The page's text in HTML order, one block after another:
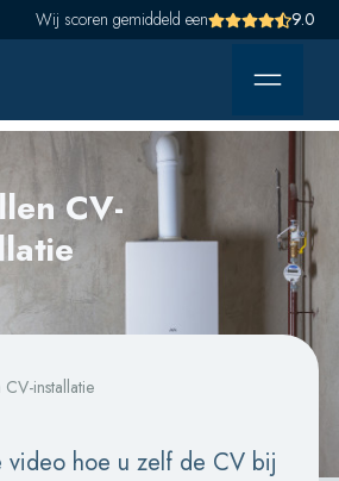
Wij scoren gemiddeld een 9.0
CV-
CV-installatie
video hoe u zelf de CV bij